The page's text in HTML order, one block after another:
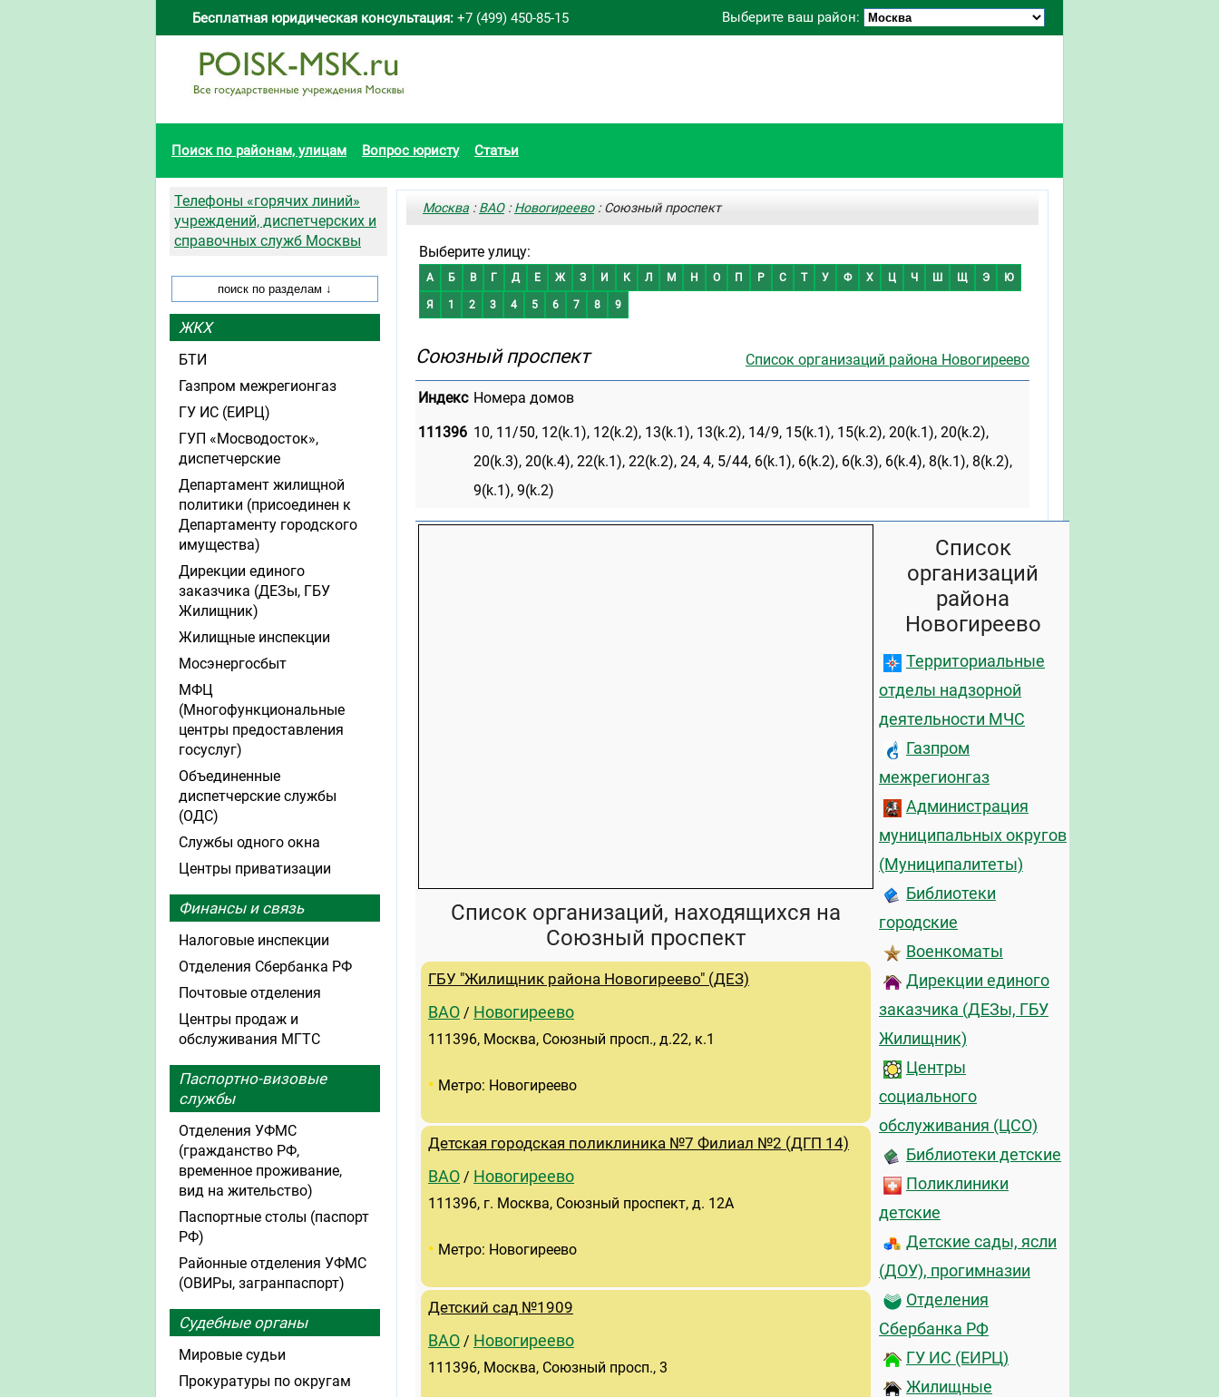
Выберите ваш район:
Бесплатная юридическая консультация: +7 (499) 450-85-15
Поиск по районам, улицам Вопрос юристу Статьи
Москва :ВАО:Новогиреево: Союзный проспект
Выберите улицу:
А Б В Г Д Е Ж З И К Л М Н О П Р С Т У Ф Х Ц Ч Ш Щ Э Ю
Я 1 2 3 4 5 6 7 8 9
Список организаций района Новогиреево
Союзный проспект
Индекс Номера домов
111396 10, 11/50, 12(k.1), 12(k.2), 13(k.1), 13(k.2), 14/9, 15(k.1), 15(k.2), 20(k.1), 20(k.2),
20(k.3), 20(k.4), 22(k.1), 22(k.2), 24, 4, 5/44, 6(k.1), 6(k.2), 6(k.3), 6(k.4), 8(k.1), 8(k.2),
9(k.1), 9(k.2)
Список организаций, находящихся на
Союзный проспект
ГБУ "Жилищник района Новогиреево" (ДЕЗ)
ВАО / Новогиреево
111396, Москва, Союзный просп., д.22, к.1
• Метро: Новогиреево
Детская городская поликлиника №7 Филиал №2 (ДГП 14)
ВАО / Новогиреево
111396, г. Москва, Союзный проспект, д. 12А
• Метро: Новогиреево
Детский сад №1909
ВАО / Новогиреево
111396, Москва, Союзный просп., 3
Список
организаций
района
Новогиреево
Территориальные
отделы надзорной
деятельности МЧС
Газпром
межрегионгаз
Администрация
муниципальных округов
(Муниципалитеты)
Библиотеки
городские
Военкоматы
Дирекции единого
заказчика (ДЕЗы, ГБУ
Жилищник)
Центры
социального
обслуживания (ЦСО)
Библиотеки детские
Поликлиники
детские
Детские сады, ясли
(ДОУ), прогимназии
Отделения
Сбербанка РФ
ГУ ИС (ЕИРЦ)
Жилищные
Телефоны «горячих линий»
учреждений, диспетчерских и
справочных служб Москвы
ЖКХ
БТИ
Газпром межрегионгаз
ГУ ИС (ЕИРЦ)
ГУП «Мосводосток»,
диспетчерские
Департамент жилищной
политики (присоединен к
Департаменту городского
имущества)
Дирекции единого
заказчика (ДЕЗы, ГБУ
Жилищник)
Жилищные инспекции
Мосэнергосбыт
МФЦ
(Многофункциональные
центры предоставления
госуслуг)
Объединенные
диспетчерские службы
(ОДС)
Службы одного окна
Центры приватизации
Финансы и связь
Налоговые инспекции
Отделения Сбербанка РФ
Почтовые отделения
Центры продаж и
обслуживания МГТС
Паспортно-визовые
службы
Отделения УФМС
(гражданство РФ,
временное проживание,
вид на жительство)
Паспортные столы (паспорт
РФ)
Районные отделения УФМС
(ОВИРы, загранпаспорт)
Судебные органы
Мировые судьи
Прокуратуры по округам